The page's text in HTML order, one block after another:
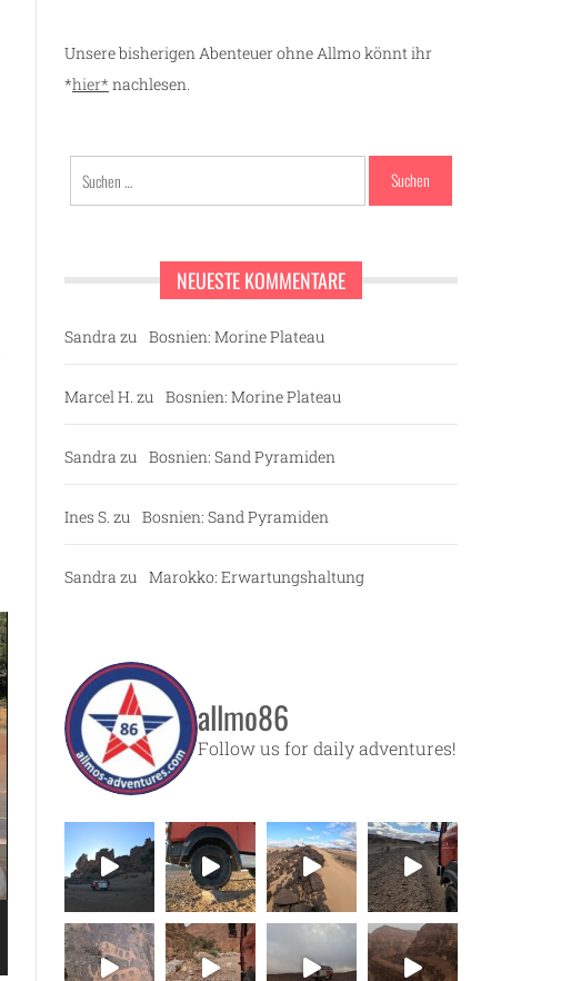
Unsere bisherigen Abenteuer ohne Allmo könnt ihr
*hier* nachlesen.
Suchen
nach:
NEUESTE KOMMENTARE
Sandra zu Bosnien: Morine Plateau
Marcel H. zu Bosnien: Morine Plateau
Sandra zu Bosnien: Sand Pyramiden
Ines S. zu Bosnien: Sand Pyramiden
Sandra zu Marokko: Erwartungshaltung
allmo86
Follow us for daily adventures!